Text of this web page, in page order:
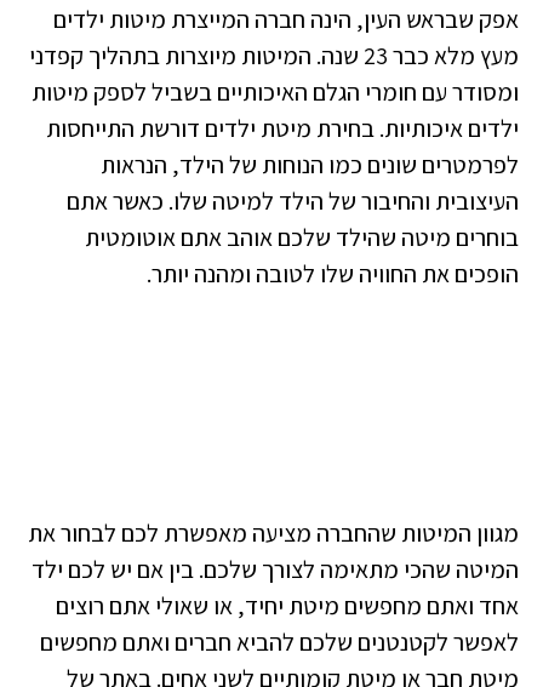
אפק שבראש העין, הינה חברה המייצרת מיטות ילדים
מעץ מלא כבר 23 שנה. המיטות מיוצרות בתהליך קפדני
ומסודר עם חומרי הגלם האיכותיים בשביל לספק מיטות
ילדים איכותיות. בחירת מיטת ילדים דורשת התייחסות
לפרמטרים שונים כמו הנוחות של הילד, הנראות
העיצובית והחיבור של הילד למיטה שלו. כאשר אתם
בוחרים מיטה שהילד שלכם אוהב אתם אוטומטית
הופכים את החוויה שלו לטובה ומהנה יותר.
מגוון המיטות שהחברה מציעה מאפשרת לכם לבחור את
המיטה שהכי מתאימה לצורך שלכם. בין אם יש לכם ילד
אחד ואתם מחפשים מיטת יחיד, או שאולי אתם רוצים
לאפשר לקטנטנים שלכם להביא חברים ואתם מחפשים
מיטת חבר או מיטת קומותיים לשני אחים. באתר של